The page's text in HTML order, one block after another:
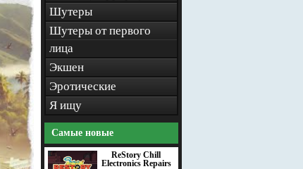
Шутеры
Шутеры от первого
лица
Экшен
Эротические
Я ищу
Самые новые
ReStory Chill
Electronics Repairs